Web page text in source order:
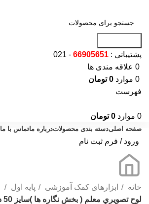
پشتیبانی : 66905651
- 021
0 علاقه مندی ها
0 موارد 0 تومان
فهرست
0 موارد 0 تومان
صفحه اصلیدسته بندی محصولاتدرباره ماتماس با ما
ورود / فرم ثبت نام
خانه ابزارهای کمک آموزشی
پایه اول
لوح تصويري معلم ( بخش نگاره ها )سایز 50 در 70